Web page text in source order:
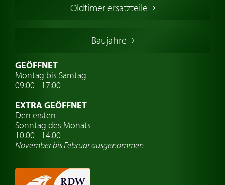
Deutsche Oldtimer
Schwedische Oldtimer
Oldtimer mit h-kennzeichen
Auto Oldtimer Markt
Oldtimer-Versicherung
Oldtimer-Clubs
Oldtimer-Reisen
Automarken uhren
Oldtimer ersatzteile
Baujahre
GEÖFFNET
Montag bis Samtag
09:00 - 17:00
EXTRA GEÖFFNET
Den ersten
Sonntag des Monats
10.00 - 14.00
November bis Februar ausgenommen